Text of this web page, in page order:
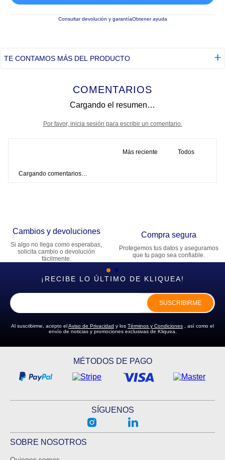
Consultar devolución y garantíaObtener ayuda
TE CONTAMOS MÁS DEL PRODUCTO
COMENTARIOS
Cargando el resumen…
Por favor, inicia sesión para escribir un comentario.
Más reciente Todos
Cargando comentarios…
Cambios y devoluciones
Si algo no llega como esperabas,
solicita cambio o devolución
fácilmente.
Compra segura
Protegemos tus datos y aseguramos
que tu pago sea confiable.
¡RECIBE LO ÚLTIMO DE KLIQUEA!
SUSCRIBIRME
Al suscribirme, acepto elAviso de Privacidad y los Términos y Condiciones , así como el
envío de noticias y promociones exclusivas de Kliquea.
MÉTODOS DE PAGO
SÍGUENOS
SOBRE NOSOTROS